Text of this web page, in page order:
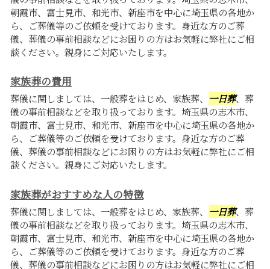
朝霞市、富士見市、和光市、新座市を中心に埼玉県の各地か
ら、ご葬儀等のご依頼を受けております。身近な方のご葬
儀、葬儀の事前相談などにお困りの方はお気軽に弊社にご相
談ください。親身にご対応いたします。
家族葬の費用
葬儀に関しましては、一般葬をはじめ、家族葬、 一日葬、葬
儀の事前相談などを取り扱っております。埼玉県の志木市、
朝霞市、富士見市、和光市、新座市を中心に埼玉県の各地か
ら、ご葬儀等のご依頼を受けております。身近な方のご葬
儀、葬儀の事前相談などにお困りの方はお気軽に弊社にご相
談ください。親身にご対応いたします。
家族葬がおすすめな人の特徴
葬儀に関しましては、一般葬をはじめ、家族葬、 一日葬、葬
儀の事前相談などを取り扱っております。埼玉県の志木市、
朝霞市、富士見市、和光市、新座市を中心に埼玉県の各地か
ら、ご葬儀等のご依頼を受けております。身近な方のご葬
儀、葬儀の事前相談などにお困りの方はお気軽に弊社にご相